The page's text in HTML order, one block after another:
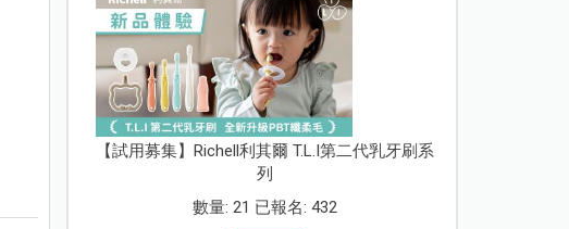
【試用募集】Richell利其爾 T.L.I第二代乳牙刷系
列
數量: 21 已報名: 432